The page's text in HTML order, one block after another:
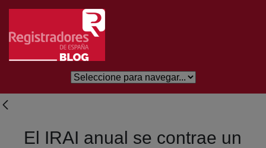
Salta al contingut principal
El IRAI anual se contrae un